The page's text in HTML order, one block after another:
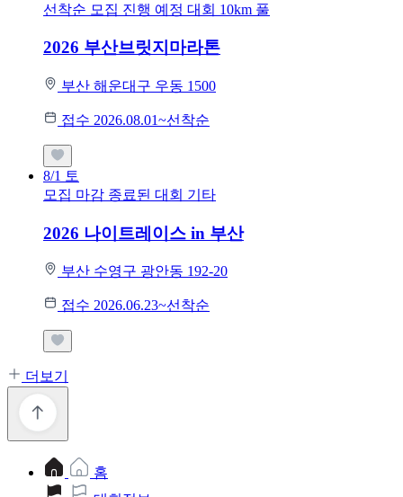
선착순 모집 진행 예정 대회 10km 풀
2026 부산브릿지마라톤
부산 해운대구 우동 1500
접수 2026.08.01~선착순
8/1 토
모집 마감 종료된 대회 기타
2026 나이트레이스 in 부산
부산 수영구 광안동 192-20
접수 2026.06.23~선착순
더보기
홈